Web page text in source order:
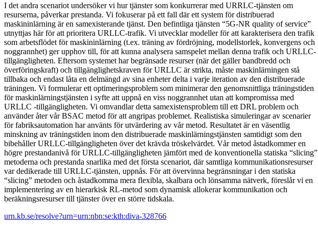
I det andra scenariot undersöker vi hur tjänster som konkurrerar med URRLC-tjänsten om
resurserna, påverkar prestanda. Vi fokuserar på ett fall där ett system för distribuerad
maskininlärning är en samexisterande tjänst. Den befintliga tjänsten “5G-NR quality of service”
utnyttjas här för att prioritera URLLC-trafik. Vi utvecklar modeller för att karakterisera den trafik
som arbetsflödet för maskininlärning (t.ex. träning av fördröjning, modellstorlek, konvergens och
noggrannhet) ger upphov till, för att kunna analysera samspelet mellan denna trafik och URLLC-
tillgängligheten. Eftersom systemet har begränsade resurser (när det gäller bandbredd och
överföringskraft) och tillgänglighetskraven för URLLC är strikta, måste maskinlärningen stå
tillbaka och endast låta en delmängd av sina enheter delta i varje iteration av den distribuerade
träningen. Vi formulerar ett optimeringsproblem som minimerar den genomsnittliga träningstiden
för maskinlärningstjänsten i syfte att uppnå en viss noggrannhet utan att kompromissa med
URLLC -tillgängligheten. Vi omvandlar detta samexistensproblem till ett DRL problem och
använder åter vår BSAC metod för att angripas problemet. Realistiska simuleringar av scenarier
för fabriksautomation har använts för utvärdering av vår metod. Resultatet är en väsentlig
minskning av träningstiden inom den distribuerade maskinlärningstjänsten samtidigt som den
bibehåller URLLC-tillgängligheten över det krävda tröskelvärdet. Vår metod åstadkommer en
högre prestandanivå för URLLC-tillgängligheten jämfört med de konventionella statiska “slicing”
metoderna och prestanda snarlika med det första scenariot, där samtliga kommunikationsresurser
var dedikerade till URLLC-tjänsten, uppnås. För att övervinna begränsningar i den statiska
“slicing” metoden och åstadkomma mera flexibla, skalbara och lönsamma nätverk, föreslår vi en
implementering av en hierarkisk RL-metod som dynamisk allokerar kommunikation och
beräkningsresurser till tjänster över en större tidskala.
urn.kb.se/resolve?urn=urn:nbn:se:kth:diva-328766